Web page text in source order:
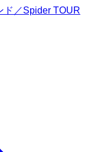
ド／Spider TOUR